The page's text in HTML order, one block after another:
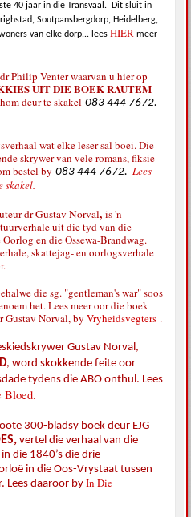
40 jaar in die Transvaal.Dit sluit in
Soutpansbergdorp, Heidelberg,
van elke dorp... leesHIER meer
Philip Venter waarvan u hier op
UIT DIE BOEK RAUTEM
deur te skakel083 444 7672.
wat elke leser sal boei. Die
skrywer van vele romans, fiksie
bestel by083 444 7672.Lees
skakel.
dr Gustav Norval, is 'n
uit die tyd van die
en die Ossewa-Brandwag.
skattejag- en oorlogsverhale
die sg. "gentleman's war" soos
het. Lees meer oor die boek
Gustav Norval, byVryheidsvegters .
Gustav Norval,
, word skokkende feite oor
tydens die ABO onthul. Lees
Bloed.
300-bladsy boek deur EJG
vertel die verhaal van die
die 1840’s die drie
in die Oos-Vrystaat tussen
Lees daaroor byIn Die